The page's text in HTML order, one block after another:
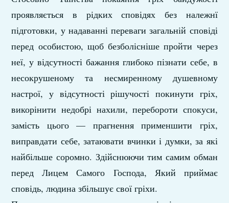
проявляється в рідких сповідях без належнї
підготовки, у надаванні переваги загальній сповіді
перед особистою, щоб безболісніше пройти через
неї, у відсутності бажання глибоко пізнати себе, в
несокрушеному та несмиренному душевному
настрої, у відсутності рішучості покинути гріх,
викорінити недобрі нахили, перебороти спокуси,
замість цього — прагнення применшити гріх,
виправдати себе, затаювати вчинки і думки, за які
найбільше соромно. Здійснюючи тим самим обман
перед Лицем Самого Господа, Який приймає
сповідь, людина збільшує свої гріхи.